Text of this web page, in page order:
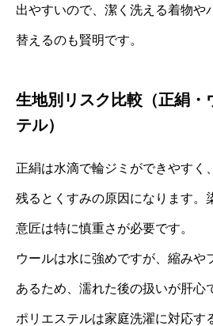
出やすいので、潔く洗える着物や
替えるのも賢明です。
生地別リスク比較（正絹・
テル）
正絹は水滴で輪ジミができやすく
残るとくすみの原因になります。
意匠は特に慎重さが必要です。
ウールは水に強めですが、縮みや
あるため、濡れた後の扱いが肝心
ポリエステルは家庭洗濯に対応す